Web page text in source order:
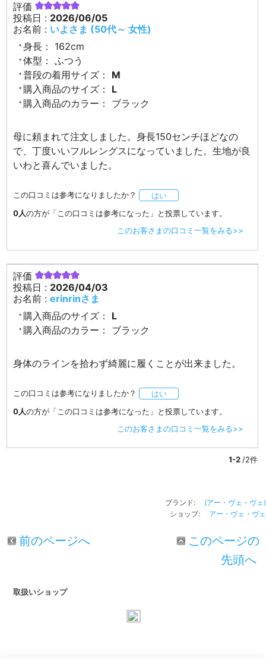
評価
投稿日 : 2026/06/05
お名前 : いよさま (50代～ 女性)
身長：
162cm
体型：
ふつう
普段の着用サイズ：
M
購入商品のサイズ：
L
購入商品のカラー：
ブラック
母に頼まれて注文しました。身長150センチほどなの
で、丁度いいフルレングスになっていました。生地が良
いわと喜んでいました。
この口コミは参考になりましたか？
はい
0人の方が「この口コミは参考になった」と投票しています。
このお客さまの口コミ一覧をみる>>
評価
投稿日 : 2026/04/03
お名前 :erinrinさま
購入商品のサイズ：
L
購入商品のカラー：
ブラック
身体のラインを拾わず綺麗に履くことが出来ました。
この口コミは参考になりましたか？
はい
0人の方が「この口コミは参考になった」と投票しています。
このお客さまの口コミ一覧をみる>>
1-2/2件
ブランド: (アー・ヴェ・ヴェ)
ショップ: アー・ヴェ・ヴェ
前のページへ
このページの
先頭へ
取扱いショップ